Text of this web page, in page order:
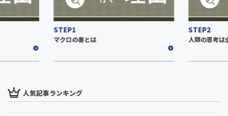
STEP1
マクロの善とは
STEP2
人類の思考は
人気記事ランキング